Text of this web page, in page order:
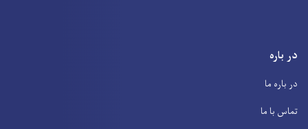
در باره
در باره ما
تماس با ما